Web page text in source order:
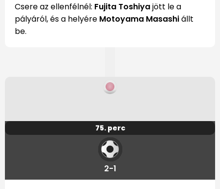
Csere az ellenfélnél: Fujita Toshiyajött le a
pályáról, és a helyére Motoyama Masashiállt
be.
75. perc
2-1